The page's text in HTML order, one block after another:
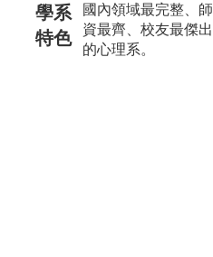
學系
特色
國內領域最完整、師
資最齊、校友最傑出
的心理系。